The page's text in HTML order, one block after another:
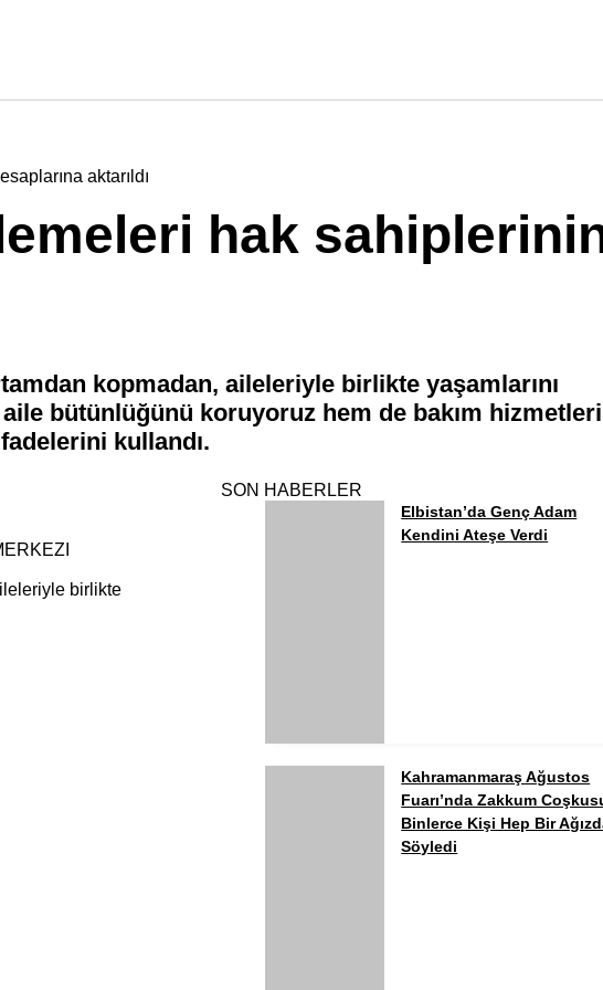
aktarıldı
hak
kopmadan, aileleriyle birlikte yaşamlarını
bütünlüğünü koruyoruz hem de bakım
kullandı.
SON HABERLER
Elbistan’da Genç Adam
Kendini Ateşe Verdi
Kahramanmaraş Ağustos
Fuarı’nda Zakkum
Binlerce Kişi Hep Bir
Söyledi